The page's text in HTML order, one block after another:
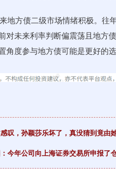
地方债二级市场情绪积极。往
对未来利率判断偏震荡且地方
度参与地方债可能是更好的选
叹，孙颖莎乐坏了，真没猜到竟由
今年公司向上海证券交易所申报了